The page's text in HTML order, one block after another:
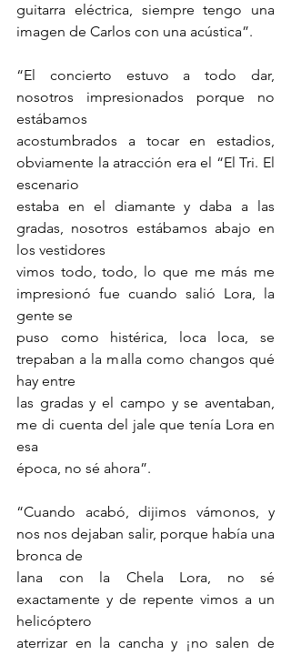
guitarra eléctrica, siempre tengo una
imagen de Carlos con una acústica”.
“El concierto estuvo a todo dar,
nosotros impresionados porque no
estábamos
acostumbrados a tocar en estadios,
obviamente la atracción era el “El Tri. El
escenario
estaba en el diamante y daba a las
gradas, nosotros estábamos abajo en
los vestidores
vimos todo, todo, lo que me más me
impresionó fue cuando salió Lora, la
gente se
puso como histérica, loca loca, se
trepaban a la malla como changos qué
hay entre
las gradas y el campo y se aventaban,
me di cuenta del jale que tenía Lora en
esa
época, no sé ahora”.
“Cuando acabó, dijimos vámonos, y
nos nos dejaban salir, porque había una
bronca de
lana con la Chela Lora, no sé
exactamente y de repente vimos a un
helicóptero
aterrizar en la cancha y ¡no salen de